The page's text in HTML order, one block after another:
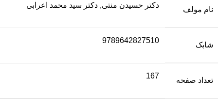
نام مولف
دکتر حسیدن منتی, دکتر سید محمد اعرابی
شابک
9789642827510
تعداد صفحه
167